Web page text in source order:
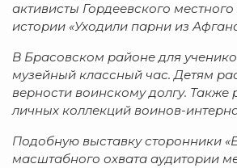
активисты Гордеевского
истории «Уходили парни из
В Брасовском районе для
музейный классный час. Детям
верности воинскому долгу.
личных коллекций воинов-
Подобную выставку сторонники
масштабного охвата аудитории